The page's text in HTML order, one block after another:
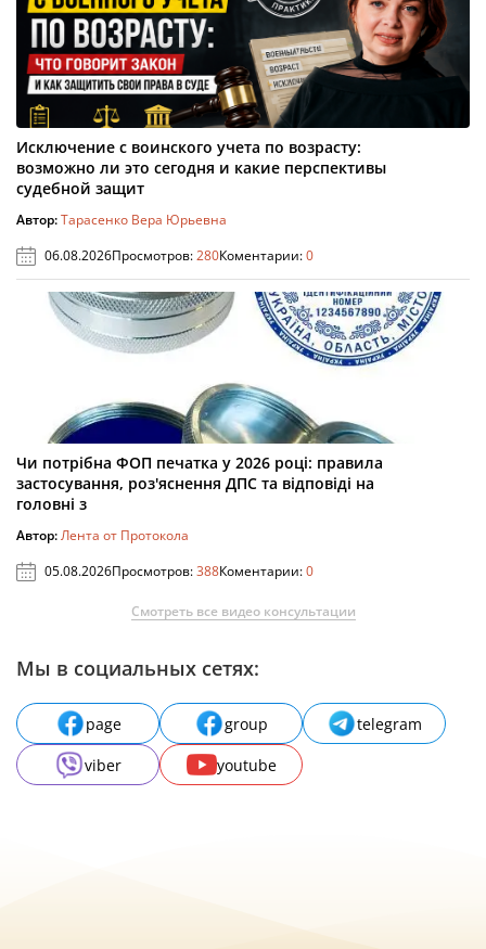
Исключение с воинского учета по возрасту:
возможно ли это сегодня и какие перспективы
судебной защит
Автор:Тарасенко Вера Юрьевна
06.08.2026Просмотров:280Коментарии:0
Чи потрібна ФОП печатка у 2026 році: правила
застосування, роз'яснення ДПС та відповіді на
головні з
Автор:Лента от Протокола
05.08.2026Просмотров:388Коментарии:0
Смотреть все видео консультации
Мы в социальных сетях:
page group
telegram
viber
youtube